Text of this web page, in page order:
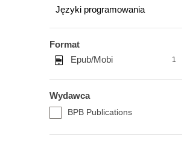
Języki programowania
Format
Epub/Mobi
1
Wydawca
BPB Publications